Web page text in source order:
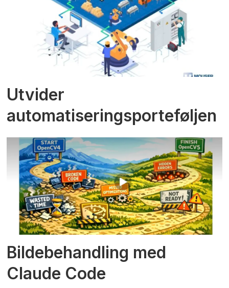
Utvider
automatiseringsporteføljen
Bildebehandling med
Claude Code